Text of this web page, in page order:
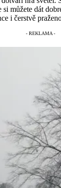
můžete dát
i čerstvě